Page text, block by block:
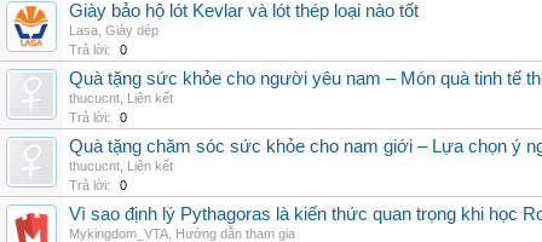
Giày bảo hộ lót Kevlar và lót thép loại nào tốt
Lasa Giày dép
Trả lời:
0
Quà tặng sức khỏe cho người yêu nam – Món quà tinh tế
thucucnt Liên kết
Trả lời:
0
Quà tặng chăm sóc sức khỏe cho nam giới – Lựa chọn ý
thucucnt Liên kết
Trả lời:
0
Vì sao định lý Pythagoras là kiến thức quan trọng khi học
Mykingdom_VTA Hướng dẫn tham gia